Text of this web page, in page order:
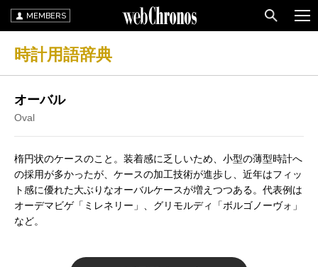
MEMBERS
時計用語辞典
オーバル
Oval
楕円状のケースのこと。装着感に乏しいため、小型の薄型時計へ
の採用が多かったが、ケースの加工技術が進歩し、近年はフィッ
ト感に優れた大ぶりなオーバルケースが増えつつある。代表例は
オーデマビゲ「ミレネリー」、グリモルディ「ボルゴノーヴォ」
など。